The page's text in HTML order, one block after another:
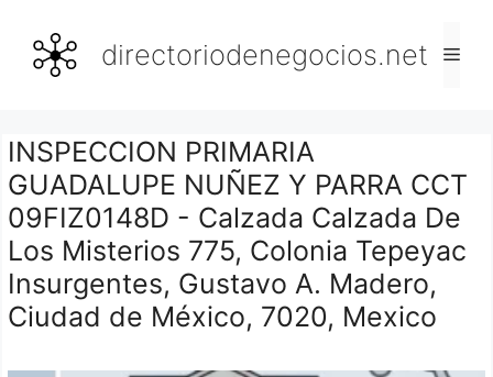
contenido
directoriodenegocios.net
INSPECCION PRIMARIA
GUADALUPE NUÑEZ Y PARRA CCT
09FIZ0148D - Calzada Calzada De
Los Misterios 775, Colonia Tepeyac
Insurgentes, Gustavo A. Madero,
Ciudad de México, 7020, Mexico